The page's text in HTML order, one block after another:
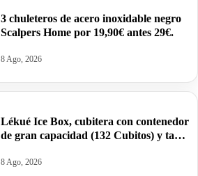
3 chuleteros de acero inoxidable negro
Scalpers Home por 19,90€ antes 29€.
8 Ago, 2026
Lékué Ice Box, cubitera con contenedor
de gran capacidad (132 Cubitos) y tapa
8 Ago, 2026